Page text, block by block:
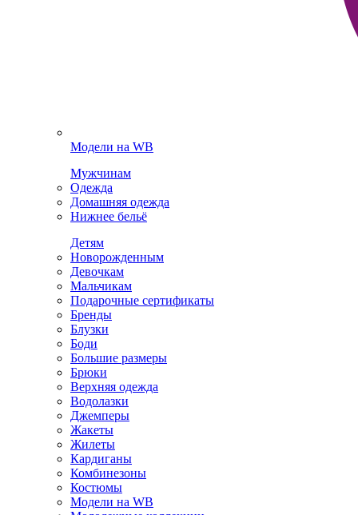
Модели на WB
Мужчинам
Одежда
Домашняя одежда
Нижнее бельё
Детям
Новорожденным
Девочкам
Мальчикам
Подарочные сертификаты
Бренды
Блузки
Боди
Большие размеры
Брюки
Верхняя одежда
Водолазки
Джемперы
Жакеты
Жилеты
Кардиганы
Комбинезоны
Костюмы
Модели на WB